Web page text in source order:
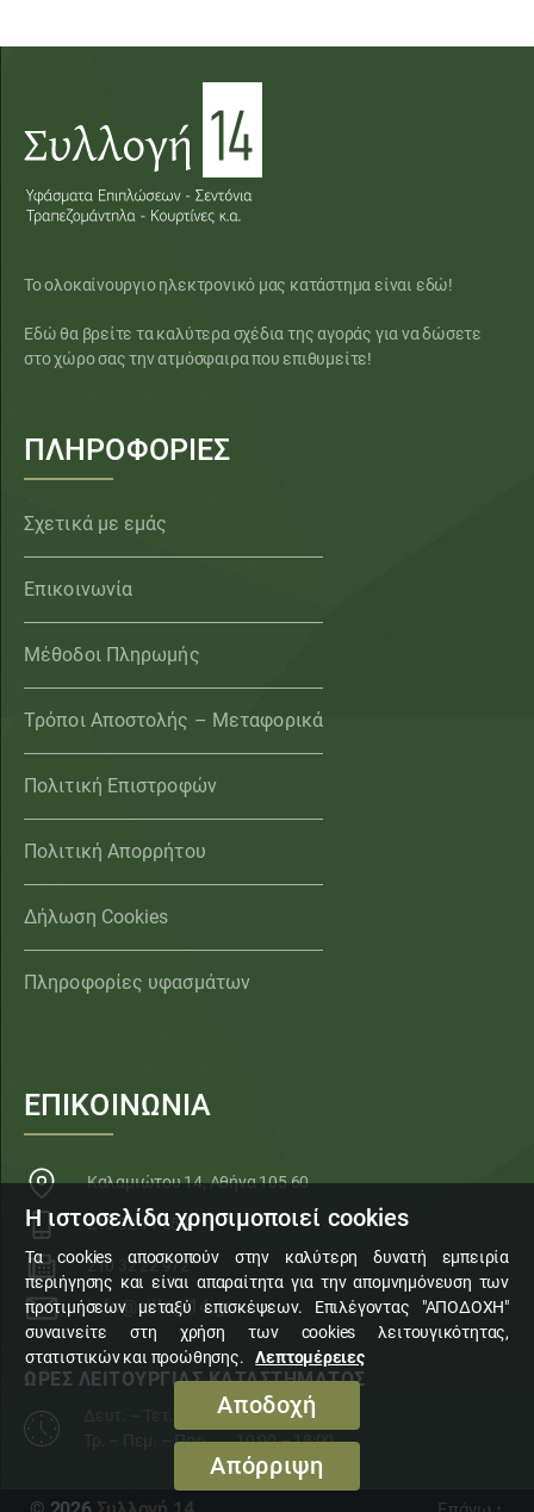
Το ολοκαίνουργιο ηλεκτρονικό μας κατάστημα είναι εδώ!
Εδώ θα βρείτε τα καλύτερα σχέδια της αγοράς για να δώσετε
στο χώρο σας την ατμόσφαιρα που επιθυμείτε!
ΠΛΗΡΟΦΟΡΙΕΣ
Σχετικά με εμάς
Επικοινωνία
Μέθοδοι Πληρωμής
Τρόποι Αποστολής – Μεταφορικά
Πολιτική Επιστροφών
Πολιτική Απορρήτου
Δήλωση Cookies
Πληροφορίες υφασμάτων
ΕΠΙΚΟΙΝΩΝΙΑ
Καλαμιώτου 14, Αθήνα 105 60
210 32 11 553
210 32 22 972
info@sillogi14.gr
ΩΡΕΣ ΛΕΙΤΟΥΡΓΙΑΣ ΚΑΤΑΣΤΗΜΑΤΟΣ
Δευτ. – Τετ. – Σάβ.
10:00 – 15:00
Τρ. – Πεμ. – Παρ.
10:00 – 18:00
Η ιστοσελίδα χρησιμοποιεί cookies
Τα cookies αποσκοπούν στην καλύτερη δυνατή εμπειρία
περιήγησης και είναι απαραίτητα για την απομνημόνευση των
προτιμήσεων μεταξύ επισκέψεων. Επιλέγοντας "ΑΠΟΔΟΧΗ"
συναινείτε στη χρήση των cookies λειτουγικότητας,
στατιστικών και προώθησης.
Λεπτομέρειες
Αποδοχή
Απόρριψη